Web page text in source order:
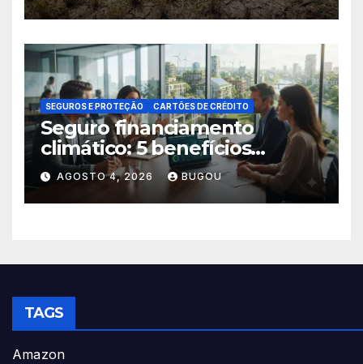
SEGUROS E PROTEÇÃO CARTÕES DE CRÉDITO
Seguro financiamento
climático: 5 benefícios
essenciais
AGOSTO 4, 2026 BUGOU
TAGS
Amazon